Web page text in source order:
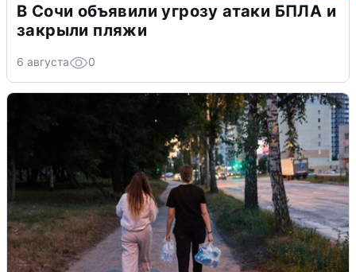
В Сочи объявили угрозу атаки БПЛА и
закрыли пляжи
6 августа 0